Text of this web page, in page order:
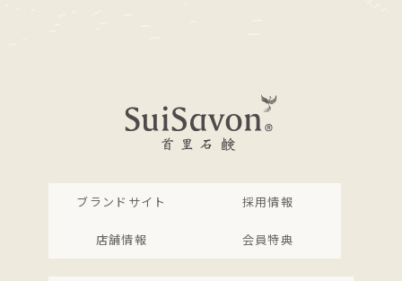
ブランドサイト 採用情報
店舗情報 会員特典